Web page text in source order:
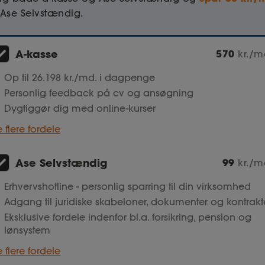
Selvstændig.
A-kasse 570 kr./
Op til 26.198 kr./md. i dagpenge
Personlig feedback på cv og ansøgning
Dygtiggør dig med online-kurser
flere fordele
Ase Selvstændig 99 kr./
Erhvervshotline - personlig sparring til din virksomhed
Adgang til juridiske skabeloner, dokumenter og
Eksklusive fordele indenfor bl.a. forsikring, pension og
lønsystem
flere fordele